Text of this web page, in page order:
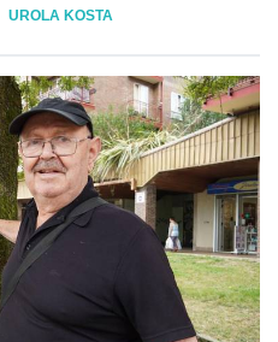
UROLA KOSTA